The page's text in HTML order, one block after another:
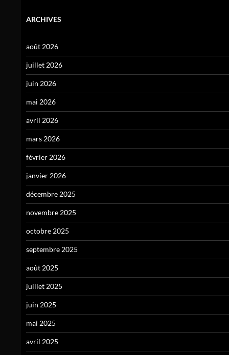
ARCHIVES
août 2026
juillet 2026
juin 2026
mai 2026
avril 2026
mars 2026
février 2026
janvier 2026
décembre 2025
novembre 2025
octobre 2025
septembre 2025
août 2025
juillet 2025
juin 2025
mai 2025
avril 2025